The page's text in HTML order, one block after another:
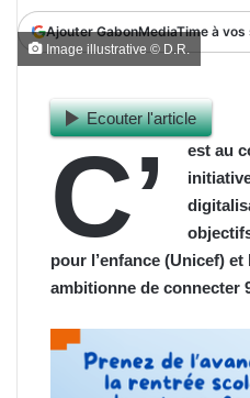
Ajouter GabonMediaTime à
Image illustrative © D.R.
Ecouter l'article
C’
est au
pour l’enfance (Unicef)
ambitionne de connecter